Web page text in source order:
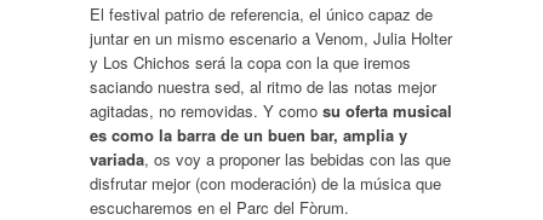
El festival patrio de referencia, el único capaz de
juntar en un mismo escenario a Venom, Julia Holter
y Los Chichos será la copa con la que iremos
saciando nuestra sed, al ritmo de las notas mejor
agitadas, no removidas. Y como su oferta musical
es como la barra de un buen bar, amplia y
variada, os voy a proponer las bebidas con las que
disfrutar mejor (con moderación) de la música que
escucharemos en el Parc del Fòrum.